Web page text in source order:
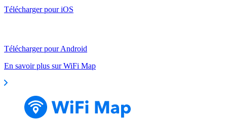
Télécharger pour iOS
Télécharger pour Android
En savoir plus sur WiFi Map